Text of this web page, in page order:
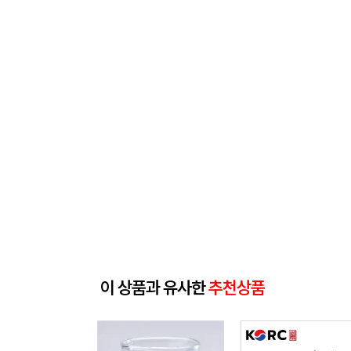
이 상품과 유사한추천상품